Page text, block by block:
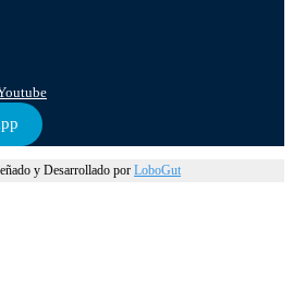
y Desarrollado por LoboGut